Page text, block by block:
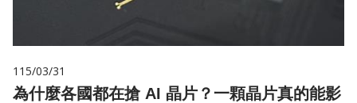
115/03/31
為什麼各國都在搶 AI 晶片？一顆晶片真的能影